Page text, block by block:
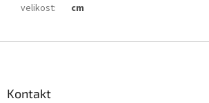
velikost: cm
Kontakt